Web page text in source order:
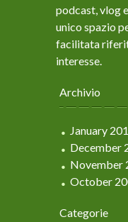
podcast, vlog
unico spazio
facilitata
interesse.
Archivio
January
December
November
October
Categorie